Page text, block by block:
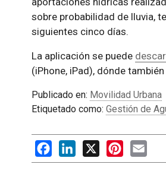
sobre probabilidad de lluvia,
siguientes cinco días.
La aplicación se puede
(iPhone, iPad), dónde
Publicado en: Movilidad Urbana
Etiquetado como: Gestión de
FacebookLinkedIn
X PinterestEmail